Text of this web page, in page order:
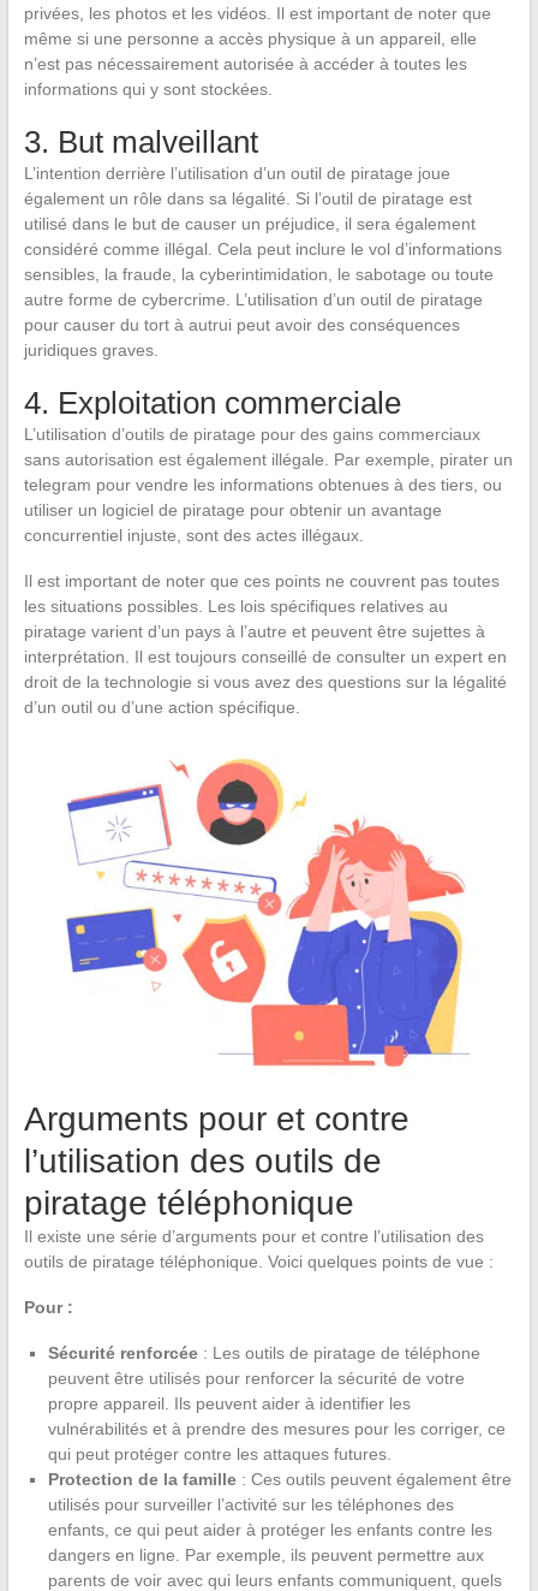
privées, les photos et les vidéos. Il est important de noter que
même si une personne a accès physique à un appareil, elle
n’est pas nécessairement autorisée à accéder à toutes les
informations qui y sont stockées.
3. But malveillant
L’intention derrière l’utilisation d’un outil de piratage joue
également un rôle dans sa légalité. Si l’outil de piratage est
utilisé dans le but de causer un préjudice, il sera également
considéré comme illégal. Cela peut inclure le vol d’informations
sensibles, la fraude, la cyberintimidation, le sabotage ou toute
autre forme de cybercrime. L’utilisation d’un outil de piratage
pour causer du tort à autrui peut avoir des conséquences
juridiques graves.
4. Exploitation commerciale
L’utilisation d’outils de piratage pour des gains commerciaux
sans autorisation est également illégale. Par exemple, pirater un
telegram pour vendre les informations obtenues à des tiers, ou
utiliser un logiciel de piratage pour obtenir un avantage
concurrentiel injuste, sont des actes illégaux.
Il est important de noter que ces points ne couvrent pas toutes
les situations possibles. Les lois spécifiques relatives au
piratage varient d’un pays à l’autre et peuvent être sujettes à
interprétation. Il est toujours conseillé de consulter un expert en
droit de la technologie si vous avez des questions sur la légalité
d’un outil ou d’une action spécifique.
Arguments pour et contre
l’utilisation des outils de
piratage téléphonique
Il existe une série d’arguments pour et contre l’utilisation des
outils de piratage téléphonique. Voici quelques points de vue :
Pour :
Sécurité renforcée: Les outils de piratage de téléphone
peuvent être utilisés pour renforcer la sécurité de votre
propre appareil. Ils peuvent aider à identifier les
vulnérabilités et à prendre des mesures pour les corriger, ce
qui peut protéger contre les attaques futures.
Protection de la famille: Ces outils peuvent également être
utilisés pour surveiller l’activité sur les téléphones des
enfants, ce qui peut aider à protéger les enfants contre les
dangers en ligne. Par exemple, ils peuvent permettre aux
parents de voir avec qui leurs enfants communiquent, quels